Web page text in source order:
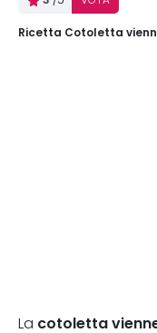
Ricetta Cotoletta
La cotoletta